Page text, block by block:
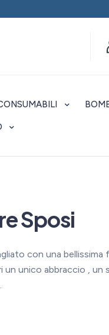
Sposi
con una
un unico abbraccio , un